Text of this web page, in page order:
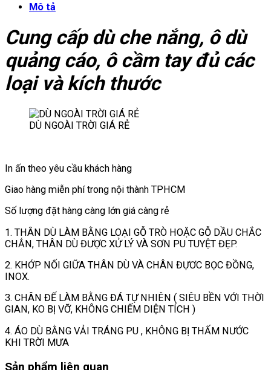
Mô tả
Cung cấp dù che nắng, ô dù
quảng cáo, ô cầm tay đủ các
loại và kích thước
DÙ NGOÀI TRỜI GIÁ RẺ
In ấn theo yêu cầu khách hàng
Giao hàng miễn phí trong nội thành TPHCM
Số lượng đặt hàng càng lớn giá càng rẻ
1. THÂN DÙ LÀM BẰNG LOẠI GỖ TRÒ HOẶC GỖ DẦU CHẮC
CHẮN, THÂN DÙ ĐƯỢC XỬ LÝ VÀ SƠN PU TUYỆT ĐẸP.
2. KHỚP NỐI GIỮA THÂN DÙ VÀ CHÂN ĐỰƠC BỌC ĐỒNG,
INOX.
3. CHÂN ĐẾ LÀM BẰNG ĐÁ TỰ NHIÊN ( SIÊU BỀN VỚI THỜI
GIAN, KO BỊ VỠ, KHÔNG CHIẾM DIỆN TÍCH )
4. ÁO DÙ BẰNG VẢI TRÁNG PU , KHÔNG BỊ THẤM NƯỚC
KHI TRỜI MƯA
Sản phẩm liên quan